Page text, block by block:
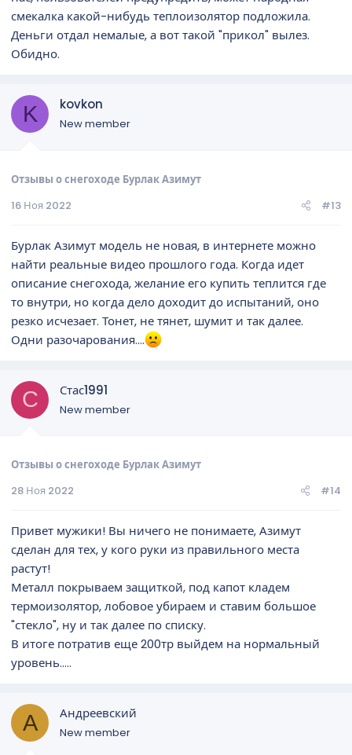
смекалка какой-нибудь теплоизолятор подложила.
Деньги отдал немалые, а вот такой "прикол" вылез.
Обидно.
K kovkon
New member
Отзывы о снегоходе Бурлак Азимут
16 Ноя 2022
#13
Бурлак Азимут модель не новая, в интернете можно
найти реальные видео прошлого года. Когда идет
описание снегохода, желание его купить теплится где
то внутри, но когда дело доходит до испытаний, оно
резко исчезает. Тонет, не тянет, шумит и так далее.
Одни разочарования....
С Стас1991
New member
Отзывы о снегоходе Бурлак Азимут
28 Ноя 2022
#14
Привет мужики! Вы ничего не понимаете, Азимут
сделан для тех, у кого руки из правильного места
растут!
Металл покрываем защиткой, под капот кладем
термоизолятор, лобовое убираем и ставим большое
"стекло", ну и так далее по списку.
В итоге потратив еще 200тр выйдем на нормальный
уровень.....
А Андреевский
New member